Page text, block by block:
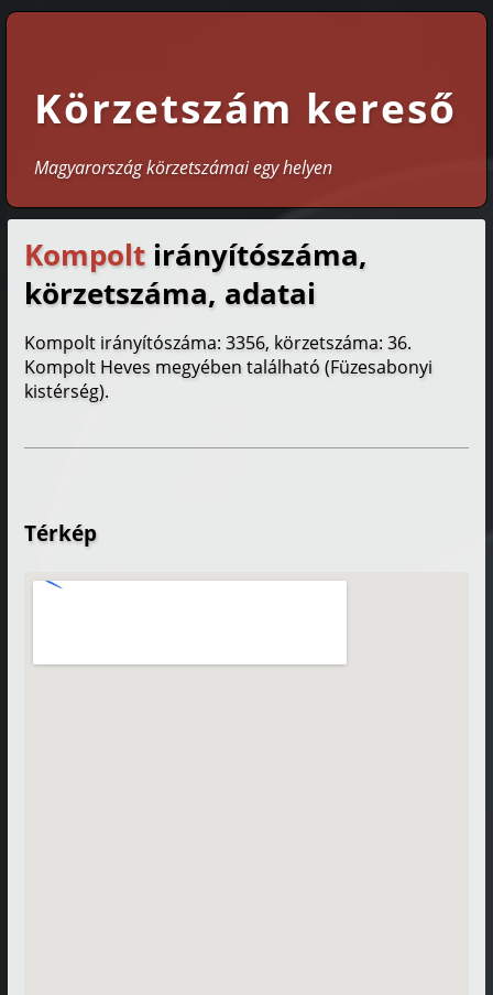
Körzetszám kereső
Magyarország körzetszámai egy helyen
Kompolt irányítószáma,
körzetszáma, adatai
Kompolt irányítószáma: 3356, körzetszáma: 36.
Kompolt Heves megyében található (Füzesabonyi
kistérség).
Térkép